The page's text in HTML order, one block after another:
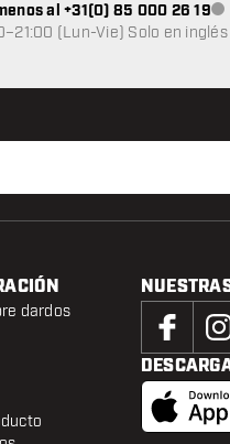
al +31(0) 85 000 26 19
(Lun-Vie) Solo en inglés
dardos